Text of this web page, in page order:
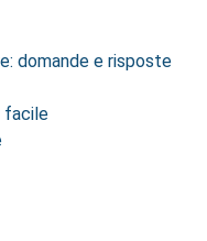
domande e risposte
facile